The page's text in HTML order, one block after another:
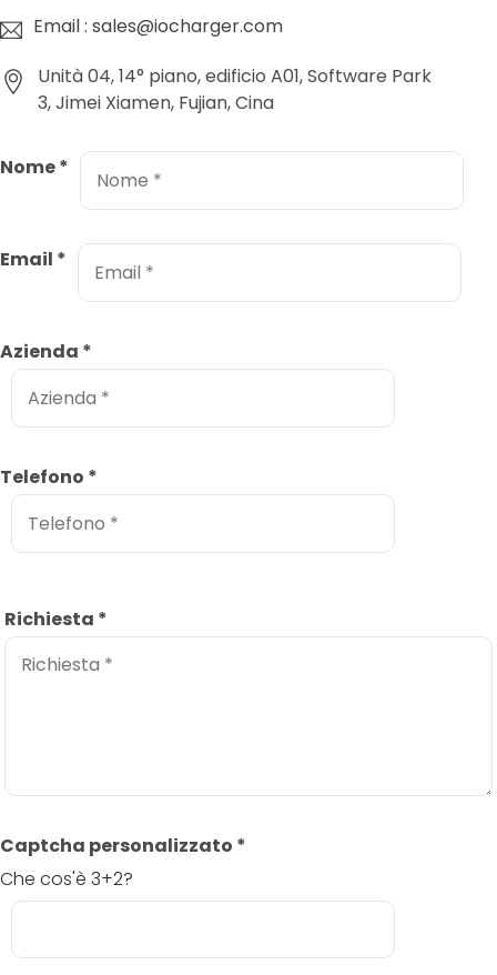
Email : sales@iocharger.com
Unità 04, 14° piano, edificio A01, Software Park
3, Jimei Xiamen, Fujian, Cina
Nome*
Email *
Azienda *
Telefono *
Richiesta *
Captcha personalizzato *
Che cos'è 3+2?